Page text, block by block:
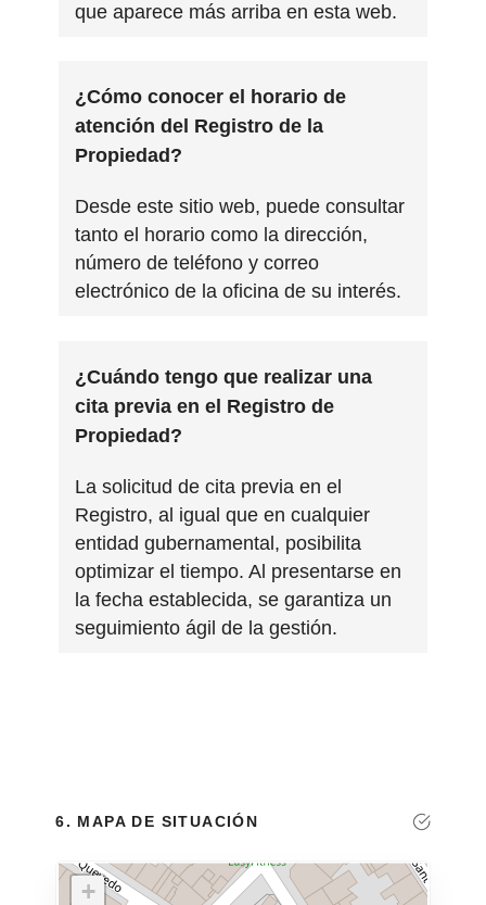
que aparece más arriba en esta web.
¿Cómo conocer el horario de
atención del Registro de la
Propiedad?
Desde este sitio web, puede consultar
tanto el horario como la dirección,
número de teléfono y correo
electrónico de la oficina de su interés.
¿Cuándo tengo que realizar una
cita previa en el Registro de
Propiedad?
La solicitud de cita previa en el
Registro, al igual que en cualquier
entidad gubernamental, posibilita
optimizar el tiempo. Al presentarse en
la fecha establecida, se garantiza un
seguimiento ágil de la gestión.
6. MAPA DE SITUACIÓN
+